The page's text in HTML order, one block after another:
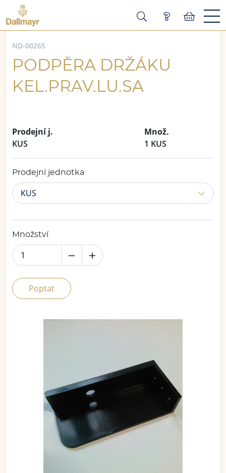
ND-00265
PODPĚRA DRŽÁKU
KEL.PRAV.LU.SA
Prodejní j.
Množ.
KUS
1 KUS
Prodejní jednotka
KUS
Množství
Poptat